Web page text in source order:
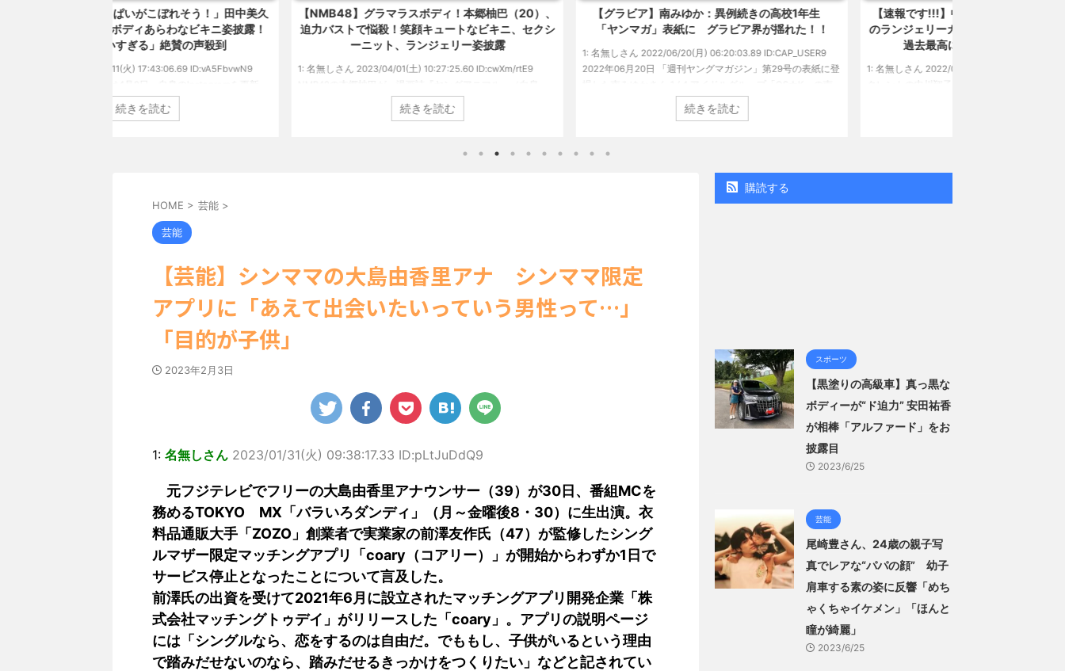
【NMB48】グラマラスボディ！本郷柚巴（20）、
迫力バストで悩殺！笑顔キュートなビキニ、セクシ
ーニット、ランジェリー姿披露
1: 名無しさん 2023/04/01(土) 10:27:25.60 ID:cwXm/rtE9
社）のウェブサイト『ヤングアニマルWeb』のグラビアに初
登場した。 グラマラスなボディを武器に、グラビア界を席巻
【グラビア】南みゆか：異例続きの高校1年生
「ヤンマガ」表紙に グラビア界が揺れた！！
1: 名無しさん 2022/06/20(月) 06:20:03.89 ID:CAP_USER9
2022年06月20日 「週刊ヤングマガジン」第29号の表紙に登
みゆかさんが、6月20日発売のマンガ誌「週刊ヤングマガジ
ン」（講談社）第29号の表紙に登場した。 南さんは2005年
【速報です!!!】中川翔子「写真集」2位 8キロ減
のランジェリーカットほか「今まで以上に攻めた」
過去最高に色っぽい“しょこたん”満載
1: 名無しさん 2022/06/18(土) 09:04:55.67 ID:CAP_USER9
イ』（講談社）が、週間2.5万部を売り上げ、6/20付「オリ
コン週間BOOKランキング」、同ランキングジャンル別「写
「スゴい決意をさせていただいて8キロ（痩せた）。デビュ
ー当時の体重まで ...
HOME > 芸能 >
芸能
【芸能】シンママの大島由香里アナ シンママ限定
アプリに「あえて出会いたいっていう男性って…」
「目的が子供」
2023年2月3日
1: 名無しさん 2023/01/31(火) 09:38:17.33 ID:pLtJuDdQ9
元フジテレビでフリーの大島由香里アナウンサー（39）が30日、番組MCを
務めるTOKYO MX「バラいろダンディ」（月～金曜後8・30）に生出演。衣
料品通販大手「ZOZO」創業者で実業家の前澤友作氏（47）が監修したシング
ルマザー限定マッチングアプリ「coary（コアリー）」が開始からわずか1日で
サービス停止となったことについて言及した。
前澤氏の出資を受けて2021年6月に設立されたマッチングアプリ開発企業「株
式会社マッチングトゥデイ」がリリースした「coary」。アプリの説明ページ
には「シングルなら、恋をするのは自由だ。でももし、子供がいるという理由
で踏みだせないのなら、踏みだせるきっかけをつくりたい」などと記されてい
購読する
スポーツ
【黒塗りの高級車】真っ黒な
ボディーが“ド迫力” 安田祐香
が相棒「アルファード」をお
披露目
2023/6/25
芸能
尾崎豊さん、24歳の親子写
真でレアな“パパの顔” 幼子
肩車する素の姿に反響「めち
ゃくちゃイケメン」「ほんと
瞳が綺麗」
2023/6/25